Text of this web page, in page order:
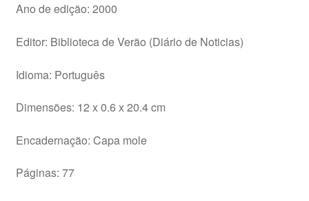
Ano de edição: 2000
Editor: Biblioteca de Verão (Diário de Noticias)
Idioma: Português
Dimensões: 12 x 0.6 x 20.4 cm
Encadernação: Capa mole
Páginas: 77